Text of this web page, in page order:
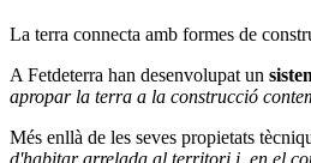
La terra connecta amb formes de
A Fetdeterra han desenvolupat un
apropar la terra a la construcció
Més enllà de les seves propietats
d'habitar arrelada al territori i, en el